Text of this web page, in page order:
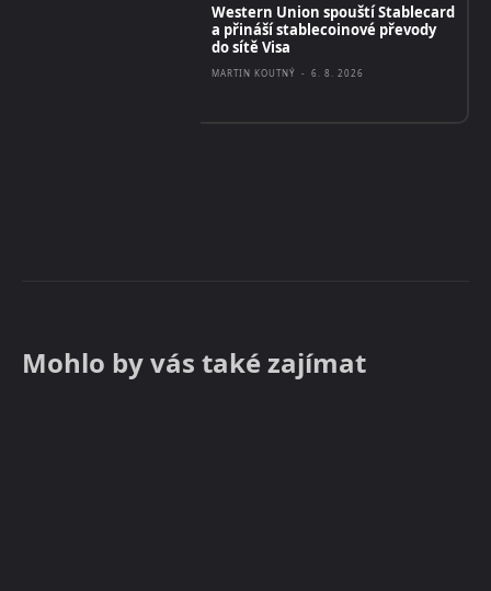
Western Union spouští Stablecard
a přináší stablecoinové převody
do sítě Visa
MARTIN KOUTNÝ - 6. 8. 2026
Mohlo by vás také zajímat